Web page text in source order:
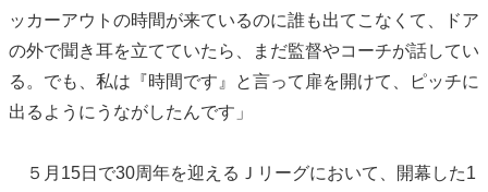
ッカーアウトの時間が来ているのに誰も出てこなくて、ドア
の外で聞き耳を立てていたら、まだ監督やコーチが話してい
る。でも、私は『時間です』と言って扉を開けて、ピッチに
出るようにうながしたんです」
５月15日で30周年を迎えるＪリーグにおいて、開幕した1